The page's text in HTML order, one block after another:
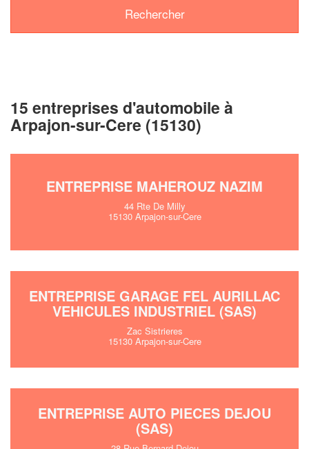
15 entreprises d'automobile à
Arpajon-sur-Cere (15130)
ENTREPRISE MAHEROUZ NAZIM
44 Rte De Milly
15130 Arpajon-sur-Cere
ENTREPRISE GARAGE FEL AURILLAC
VEHICULES INDUSTRIEL (SAS)
Zac Sistrieres
15130 Arpajon-sur-Cere
ENTREPRISE AUTO PIECES DEJOU
(SAS)